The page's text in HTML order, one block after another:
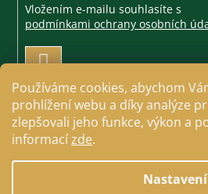
Používáme cookies, abychom
prohlížení webu a díky analýze
zlepšovali jeho funkce, výkon a
informacízde.
Nastavení
Vložením e-mailu souhlasíte s
podmínkami ochrany osobních
PŘIHLÁSIT